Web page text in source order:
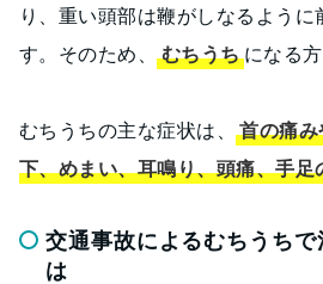
り、重い頭部は鞭がしなるように
す。そのため、むちうちになる
むちうちの主な症状は、首の痛
下、めまい、耳鳴り、頭痛、手足
交通事故によるむちうちで
は